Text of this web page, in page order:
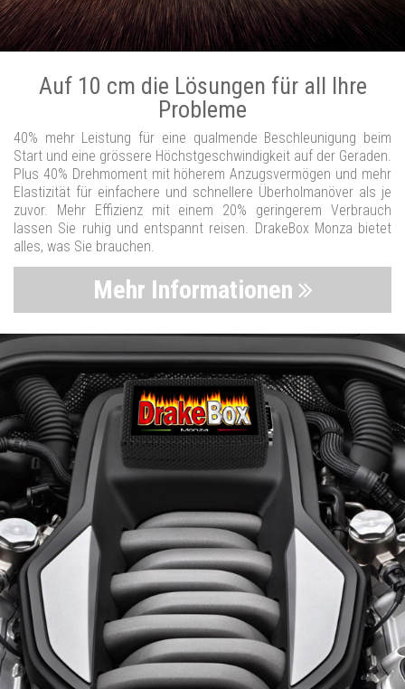
Auf 10 cm die Lösungen für all Ihre
Probleme
40% mehr Leistung für eine qualmende Beschleunigung beim
Start und eine grössere Höchstgeschwindigkeit auf der Geraden.
Plus 40% Drehmoment mit höherem Anzugsvermögen und mehr
Elastizität für einfachere und schnellere Überholmanöver als je
zuvor. Mehr Effizienz mit einem 20% geringerem Verbrauch
lassen Sie ruhig und entspannt reisen. DrakeBox Monza bietet
alles, was Sie brauchen.
Mehr Informationen